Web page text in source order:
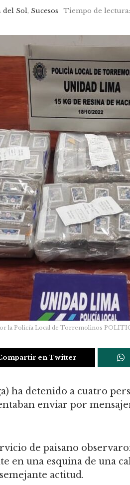
del Sol, Sucesos Tiempo de
la Policía Local de Torremolinos
en Twitter
ha detenido a cuatro
enviar por
de paisano
en una esquina de una
actitud.